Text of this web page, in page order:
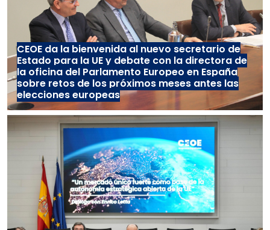
CEOE da la bienvenida al nuevo secretario de
Estado para la UE y debate con la directora de
la oficina del Parlamento Europeo en España
sobre retos de los próximos meses antes las
elecciones europeas